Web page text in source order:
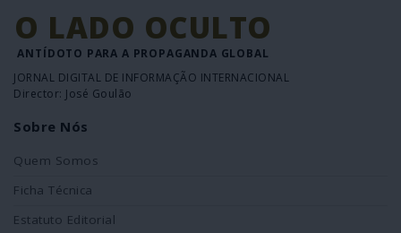
O LADO OCULTO
ANTÍDOTO PARA A PROPAGANDA GLOBAL
JORNAL DIGITAL DE INFORMAÇÃO INTERNACIONAL
Director: José Goulão
Sobre Nós
Quem Somos
Ficha Técnica
Estatuto Editorial